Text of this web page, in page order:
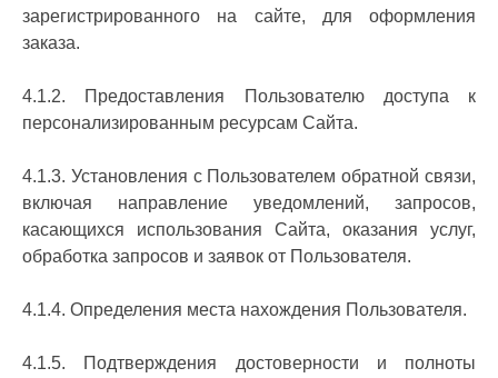
зарегистрированного на сайте, для оформления
заказа.
4.1.2. Предоставления Пользователю доступа к
персонализированным ресурсам Сайта.
4.1.3. Установления с Пользователем обратной связи,
включая направление уведомлений, запросов,
касающихся использования Сайта, оказания услуг,
обработка запросов и заявок от Пользователя.
4.1.4. Определения места нахождения Пользователя.
4.1.5. Подтверждения достоверности и полноты